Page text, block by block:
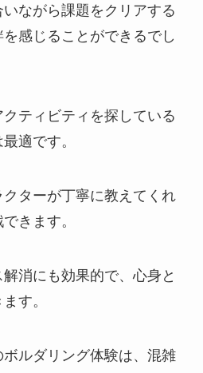
ながら課題をクリアする
感じることができるでし
ティビティを探している
適です。
ターが丁寧に教えてくれ
きます。
消にも効果的で、心身と
す。
ルダリング体験は、混雑